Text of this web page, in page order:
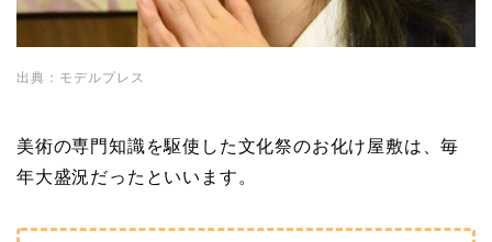
出典：モデルプレス
美術の専門知識を駆使した文化祭のお化け屋敷は、毎
年大盛況だったといいます。